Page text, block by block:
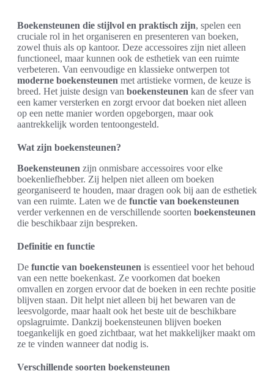
Boekensteunen die stijlvol en praktisch zijn, spelen een
cruciale rol in het organiseren en presenteren van boeken,
zowel thuis als op kantoor. Deze accessoires zijn niet alleen
functioneel, maar kunnen ook de esthetiek van een ruimte
verbeteren. Van eenvoudige en klassieke ontwerpen tot
moderne boekensteunen met artistieke vormen, de keuze is
breed. Het juiste design van boekensteunen kan de sfeer van
een kamer versterken en zorgt ervoor dat boeken niet alleen
op een nette manier worden opgeborgen, maar ook
aantrekkelijk worden tentoongesteld.
Wat zijn boekensteunen?
Boekensteunen zijn onmisbare accessoires voor elke
boekenliefhebber. Zij helpen niet alleen om boeken
georganiseerd te houden, maar dragen ook bij aan de esthetiek
van een ruimte. Laten we de functie van boekensteunen
verder verkennen en de verschillende soorten boekensteunen
die beschikbaar zijn bespreken.
Definitie en functie
De functie van boekensteunen is essentieel voor het behoud
van een nette boekenkast. Ze voorkomen dat boeken
omvallen en zorgen ervoor dat de boeken in een rechte positie
blijven staan. Dit helpt niet alleen bij het bewaren van de
leesvolgorde, maar haalt ook het beste uit de beschikbare
opslagruimte. Dankzij boekensteunen blijven boeken
toegankelijk en goed zichtbaar, wat het makkelijker maakt om
ze te vinden wanneer dat nodig is.
Verschillende soorten boekensteunen